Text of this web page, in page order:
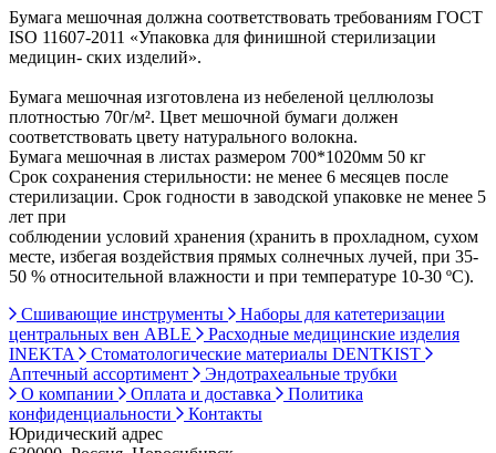
Бумага мешочная должна соответствовать требованиям ГОСТ
ISO 11607-2011 «Упаковка для финишной стерилизации
медицин- ских изделий».
Бумага мешочная изготовлена из небеленой целлюлозы
плотностью 70г/м². Цвет мешочной бумаги должен
соответствовать цвету натурального волокна.
Бумага мешочная в листах размером 700*1020мм 50 кг
Срок сохранения стерильности: не менее 6 месяцев после
стерилизации. Срок годности в заводской упаковке не менее 5
лет при
соблюдении условий хранения (хранить в прохладном, сухом
месте, избегая воздействия прямых солнечных лучей, при 35-
50 % относительной влажности и при температуре 10-30 ºС).
Сшивающие инструменты
Наборы для катетеризации
центральных вен ABLE
Расходные медицинские изделия
INEKTA
Стоматологические материалы DENTKIST
Аптечный ассортимент
Эндотрахеальные трубки
О компании
Оплата и доставка
Политика
конфиденциальности
Контакты
Юридический адрес